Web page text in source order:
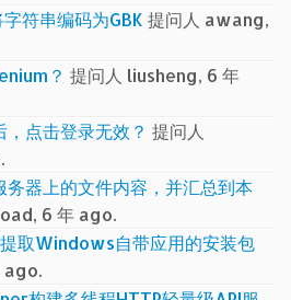
符串编码为GBK 提问人 awang,
？ 提问人 liusheng, 6 年
点击登录无效？ 提问人
务器上的文件内容，并汇总到本
6 年 ago.
取Windows自带应用的安装包
ago.